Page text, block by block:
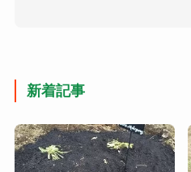
新着記事